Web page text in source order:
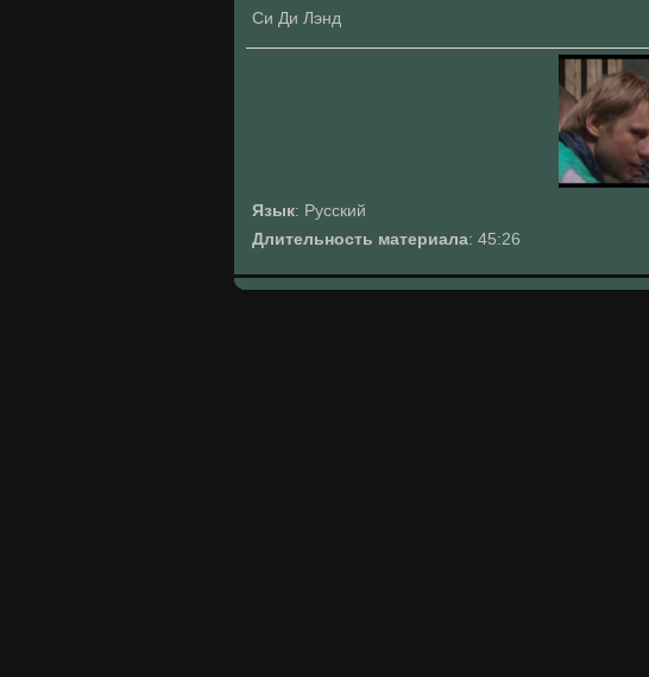
Си Ди Лэнд
Язык: Русский
Длительность материала: 45:26